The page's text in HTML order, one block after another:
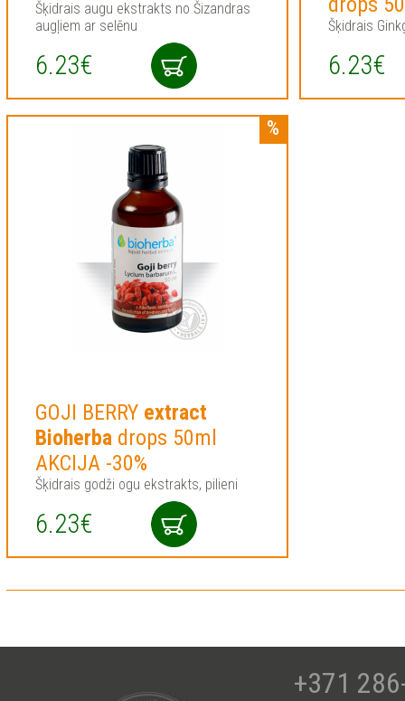
Šķidrais augu ekstrakts no Šizandras
augļiem ar selēnu
6.23€
Šķidrais
6.23€
GOJI BERRY extract
Bioherbadrops 50ml
AKCIJA -30%
Šķidrais godži ogu ekstrakts, pilieni
6.23€
+371